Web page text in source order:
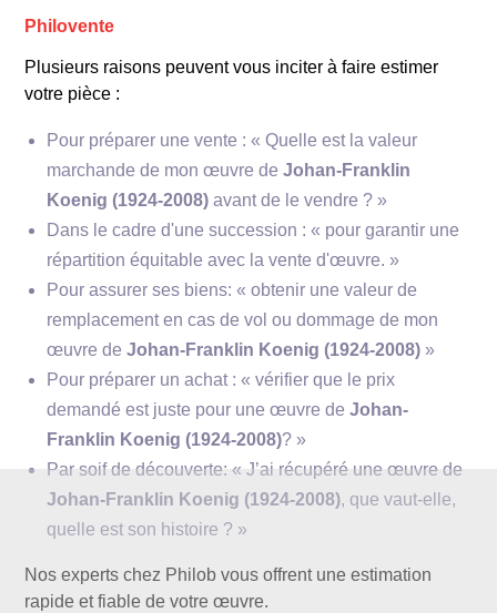
Philovente
Plusieurs raisons peuvent vous inciter à faire estimer
votre pièce :
Pour préparer une vente : « Quelle est la valeur
marchande de mon œuvre deJohan-Franklin
Koenig (1924-2008) avant de le vendre ? »
Dans le cadre d'une succession : « pour garantir une
répartition équitable avec la vente d'œuvre. »
Pour assurer ses biens: « obtenir une valeur de
remplacement en cas de vol ou dommage de mon
œuvre deJohan-Franklin Koenig (1924-2008) »
Pour préparer un achat : « vérifier que le prix
demandé est juste pour une œuvre deJohan-
Franklin Koenig (1924-2008)? »
Par soif de découverte: « J’ai récupéré une œuvre de
Johan-Franklin Koenig (1924-2008), que vaut-elle,
quelle est son histoire ? »
Nos experts chez Philob vous offrent une estimation
rapide et fiable de votre œuvre.